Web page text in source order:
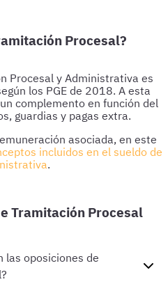
Procesal?
Procesal y Administrativa es
los PGE de 2018. A esta
complemento en función del
guardias y pagas extra.
asociada, en este
incluidos en el sueldo de
.
Tramitación Procesal
las oposiciones de